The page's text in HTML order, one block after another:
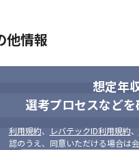
いないこと
品質向上、見通しの確保
築
他情報
想定年
選考プロセスなど
利用規約、 レバテックID利用規約、
認のうえ、同意いただける場合は